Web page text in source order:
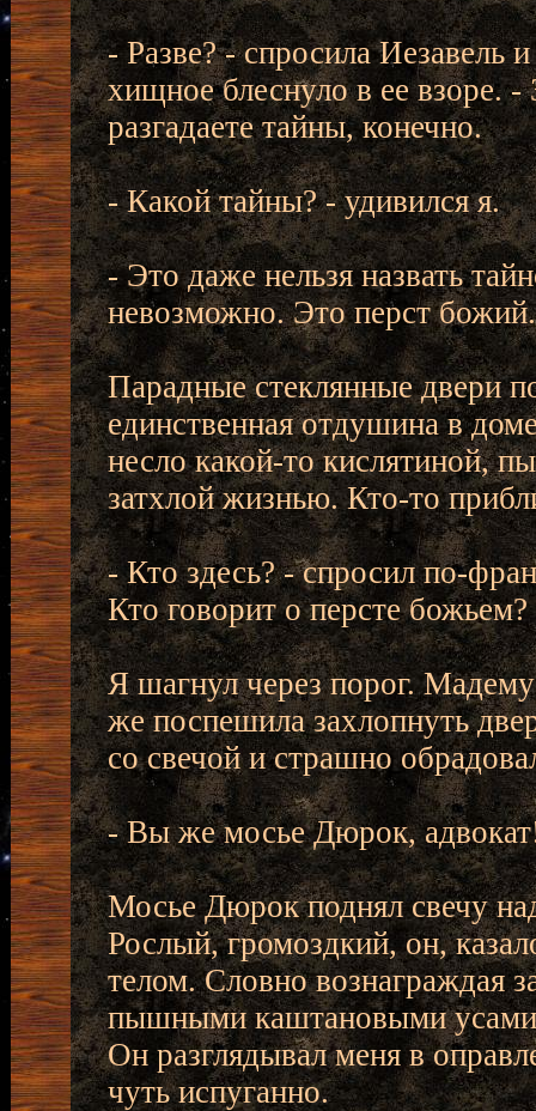
- Разве? - спросила Иезавель
хищное блеснуло в ее взоре.
разгадаете тайны, конечно.
- Какой тайны? - удивился я.
- Это даже нельзя назвать
невозможно. Это перст божий.
Парадные стеклянные двери
единственная отдушина в
несло какой-то кислятиной,
затхлой жизнью. Кто-то
- Кто здесь? - спросил по-
Кто говорит о персте божьем?
Я шагнул через порог.
же поспешила захлопнуть
со свечой и страшно
- Вы же мосье Дюрок,
Мосье Дюрок поднял свечу
Рослый, громоздкий, он,
телом. Словно вознаграждая
пышными каштановыми
Он разглядывал меня в
чуть испуганно.